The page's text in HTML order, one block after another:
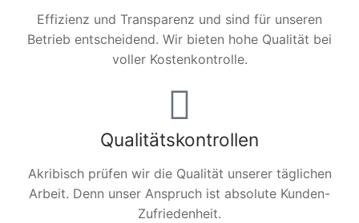
Effizienz und Transparenz und sind für unseren
Betrieb entscheidend. Wir bieten hohe Qualität bei
voller Kostenkontrolle.
Qualitätskontrollen
Akribisch prüfen wir die Qualität unserer täglichen
Arbeit. Denn unser Anspruch ist absolute Kunden-
Zufriedenheit.